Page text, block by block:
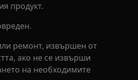
продукт.
ремонт, извършен от
ако не се извърши
на необходимите